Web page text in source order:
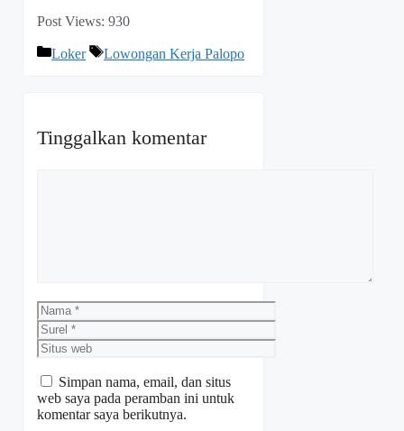
Post Views: 930
Kategori
Loker Tag
Lowongan Kerja Palopo
Tinggalkan komentar
Nama
Surel
Situs
web
Simpan nama, email, dan situs
web saya pada peramban ini untuk
komentar saya berikutnya.